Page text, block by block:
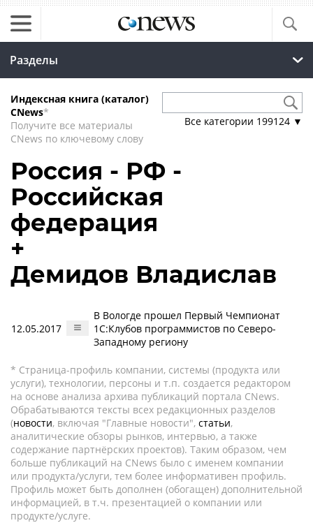
Разделы
Индексная книга (каталог)
CNews*
Получите все материалы
CNews по ключевому слову
Все категории 199124 ▼
Россия - РФ -
Российская
федерация
+
Демидов Владислав
12.05.2017
В Вологде прошел Первый Чемпионат
1С:Клубов программистов по Северо-
Западному региону
* Страница-профиль компании, системы (продукта или
услуги), технологии, персоны и т.п. создается редактором
на основе анализа архива публикаций портала CNews.
Обрабатываются тексты всех редакционных разделов
(новости, включая "Главные новости", статьи,
аналитические обзоры рынков, интервью, а также
содержание партнёрских проектов). Таким образом, чем
больше публикаций на CNews было с именем компании
или продукта/услуги, тем более информативен профиль.
Профиль может быть дополнен (обогащен) дополнительной
информацией, в т.ч. презентацией о компании или
продукте/услуге.